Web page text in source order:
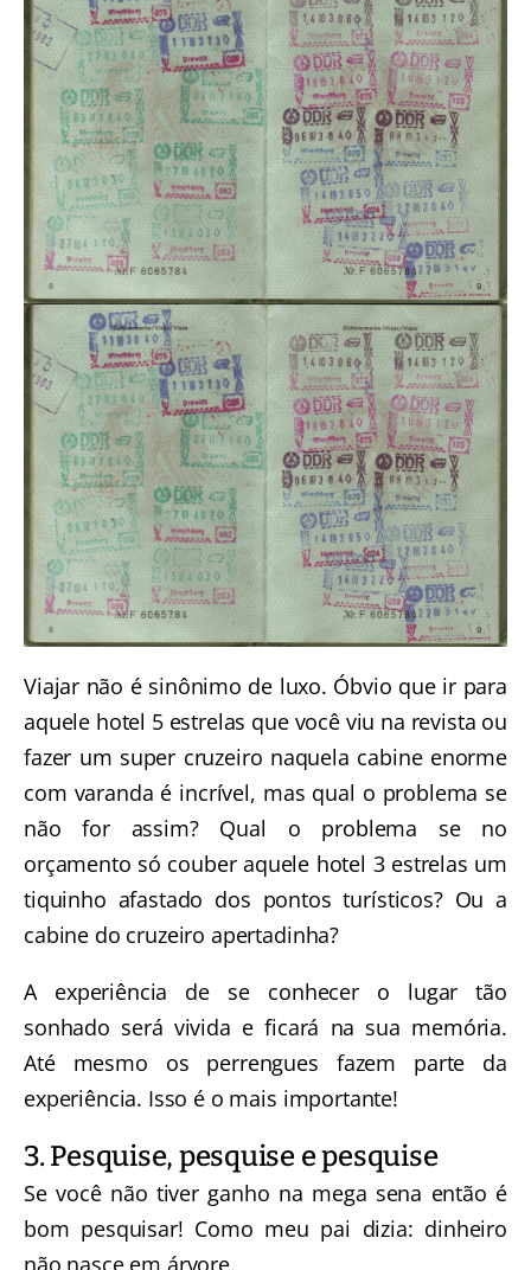
Viajar não é sinônimo de luxo. Óbvio que ir para
aquele hotel 5 estrelas que você viu na revista ou
fazer um super cruzeiro naquela cabine enorme
com varanda é incrível, mas qual o problema se
não for assim? Qual o problema se no
orçamento só couber aquele hotel 3 estrelas um
tiquinho afastado dos pontos turísticos? Ou a
cabine do cruzeiro apertadinha?
A experiência de se conhecer o lugar tão
sonhado será vivida e ficará na sua memória.
Até mesmo os perrengues fazem parte da
experiência. Isso é o mais importante!
3. Pesquise, pesquise e pesquise
Se você não tiver ganho na mega sena então é
bom pesquisar! Como meu pai dizia: dinheiro
não nasce em árvore.